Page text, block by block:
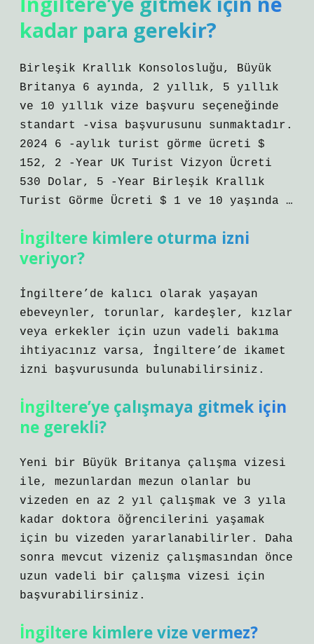
kadar para gerekir?
Birleşik Krallık Konsolosluğu, Büyük
Britanya 6 ayında, 2 yıllık, 5 yıllık
ve 10 yıllık vize başvuru seçeneğinde
standart -visa başvurusunu sunmaktadır.
2024 6 -aylık turist görme ücreti $
152, 2 -Year UK Turist Vizyon Ücreti
530 Dolar, 5 -Year Birleşik Krallık
Turist Görme Ücreti $ 1 ve 10 yaşında …
İngiltere kimlere oturma izni
veriyor?
İngiltere’de kalıcı olarak yaşayan
ebeveynler, torunlar, kardeşler, kızlar
veya erkekler için uzun vadeli bakıma
ihtiyacınız varsa, İngiltere’de ikamet
izni başvurusunda bulunabilirsiniz.
İngiltere’ye çalışmaya gitmek için
ne gerekli?
Yeni bir Büyük Britanya çalışma vizesi
ile, mezunlardan mezun olanlar bu
vizeden en az 2 yıl çalışmak ve 3 yıla
kadar doktora öğrencilerini yaşamak
için bu vizeden yararlanabilirler. Daha
sonra mevcut vizeniz çalışmasından önce
uzun vadeli bir çalışma vizesi için
başvurabilirsiniz.
İngiltere kimlere vize vermez?